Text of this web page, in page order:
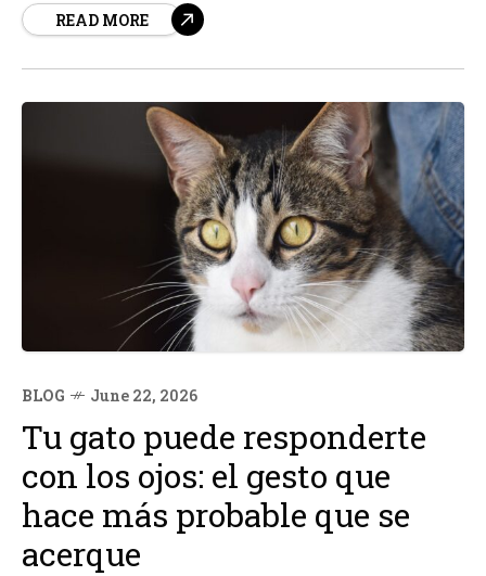
profundización de la oración y el fortalecimiento de la
READ MORE
BLOG June 22, 2026
Tu gato puede responderte
con los ojos: el gesto que
hace más probable que se
acerque